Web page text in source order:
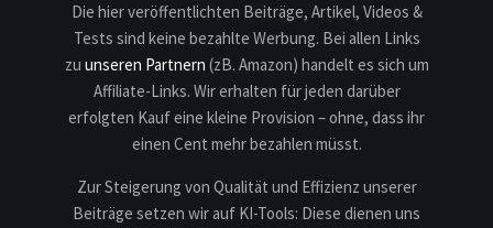
Die hier veröffentlichten Beiträge, Artikel, Videos &
Tests sind keine bezahlte Werbung. Bei allen Links
zu unseren Partnern (zB. Amazon) handelt es sich um
Affiliate-Links. Wir erhalten für jeden darüber
erfolgten Kauf eine kleine Provision – ohne, dass ihr
einen Cent mehr bezahlen müsst.
Zur Steigerung von Qualität und Effizienz unserer
Beiträge setzen wir auf KI-Tools: Diese dienen uns